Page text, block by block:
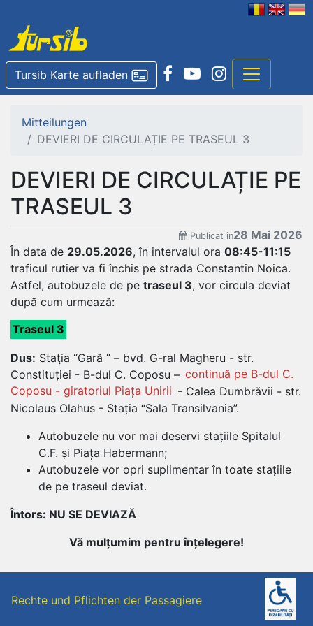
Tursib Karte aufladen
Mitteilungen
DEVIERI DE CIRCULAȚIE PE TRASEUL 3
DEVIERI DE CIRCULAȚIE PE
TRASEUL 3
Publicat în28 Mai 2026
În data de 29.05.2026, în intervalul ora 08:45-11:15
traficul rutier va fi închis pe strada Constantin Noica.
Astfel, autobuzele de pe traseul 3, vor circula deviat
după cum urmează:
Traseul 3
Dus: Staţia “Gară ” – bvd. G-ral Magheru - str.
Constituției - B-dul C. Coposu – continuă pe B-dul C.
Coposu - giratoriul Piața Unirii - Calea Dumbrăvii - str.
Nicolaus Olahus - Stația “Sala Transilvania”.
Autobuzele nu vor mai deservi stațiile Spitalul
C.F. și Piața Habermann;
Autobuzele vor opri suplimentar în toate stațiile
de pe traseul deviat.
Întors: NU SE DEVIAZĂ
Vă mulțumim pentru înțelegere!
Navigare
în
Rechte und Pflichten der Passagiere